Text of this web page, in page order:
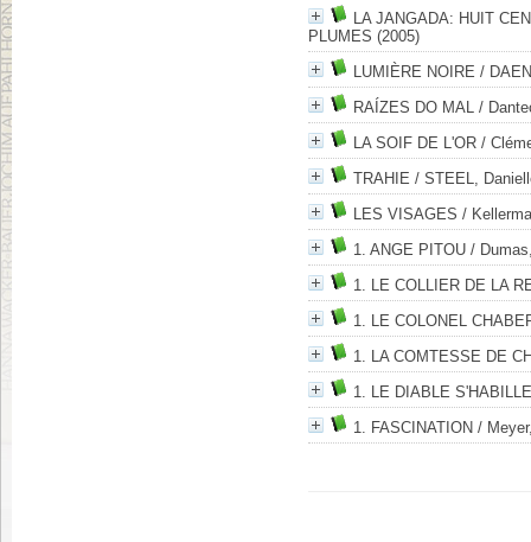
LA JANGADA: HUIT
PLUMES (2005)
LUMIÈRE NOIRE /
RAÍZES DO MAL /
LA SOIF DE L'OR /
TRAHIE / STEEL,
LES VISAGES /
1. ANGE PITOU /
1. LE COLLIER DE LA
1. LE COLONEL
1. LA COMTESSE DE
1. LE DIABLE
1. FASCINATION /